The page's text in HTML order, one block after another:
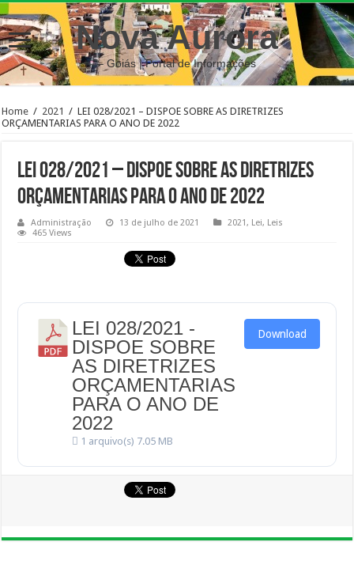
Nova Aurora
– Goiás | Portal de Informações
Home / 2021 / LEI 028/2021 – DISPOE SOBRE AS DIRETRIZES
ORÇAMENTARIAS PARA O ANO DE 2022
LEI 028/2021 – DISPOE SOBRE AS DIRETRIZES
ORÇAMENTARIAS PARA O ANO DE 2022
Administração 13 de julho de 2021 2021, Lei, Leis
465 Views
LEI 028/2021 -
DISPOE SOBRE
AS DIRETRIZES
ORÇAMENTARIAS
PARA O ANO DE
2022
1 arquivo(s) 7.05 MB
Download